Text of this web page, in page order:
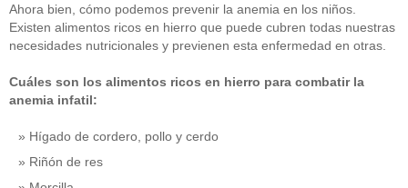
Ahora bien, cómo podemos prevenir la anemia en los niños.
Existen alimentos ricos en hierro que puede cubren todas nuestras
necesidades nutricionales y previenen esta enfermedad en otras.
Cuáles son los alimentos ricos en hierro para combatir la
anemia infatil:
Hígado de cordero, pollo y cerdo
Riñón de res